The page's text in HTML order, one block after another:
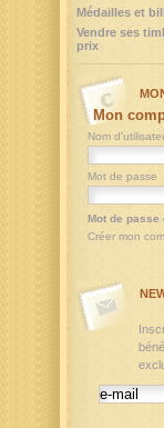
Médailles et
Vendre ses
prix
Mon
Nom
Mot de passe
Mot de passe
Créer mon